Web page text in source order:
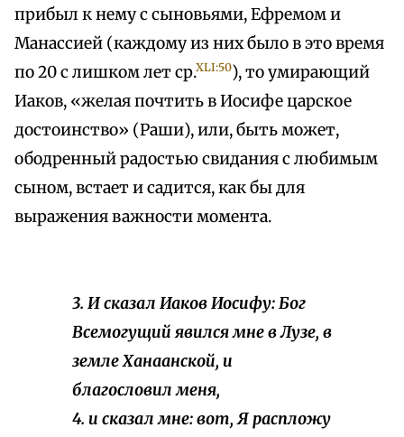
прибыл к нему с сыновьями, Ефремом и
Манассией (каждому из них было в это время
по 20 с лишком лет ср.XLI:50), то умирающий
Иаков, «желая почтить в Иосифе царское
достоинство» (Раши), или, быть может,
ободренный радостью свидания с любимым
сыном, встает и садится, как бы для
выражения важности момента.
3. И сказал Иаков Иосифу: Бог
Всемогущий явился мне в Лузе, в
земле Ханаанской, и
благословил меня,
4. и сказал мне: вот, Я распложу